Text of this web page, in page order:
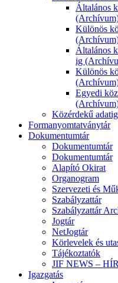
Általános
Különös
Általános
ig
Különös
Egyedi
Közérdekű
Formanyomtatványtár
Dokumentumtár
Dokumentumtár
Dokumentumtár
Alapító Okirat
Organogram
Szervezeti és
Szabályzattár
Szabályzattár
Jogtár
NetJogtár
Körlevelek és
Tájékoztatók
JIF NEWS –
Igazgatás